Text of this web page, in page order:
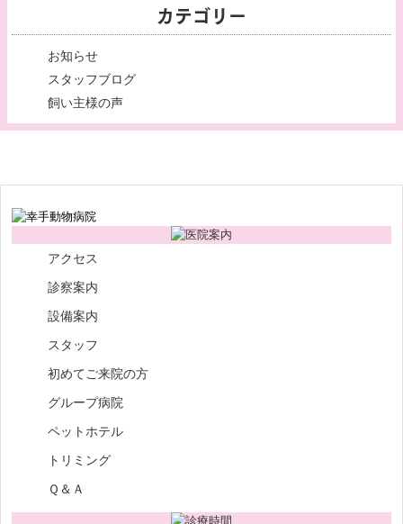
カテゴリー
お知らせ
スタッフブログ
飼い主様の声
アクセス
診察案内
設備案内
スタッフ
初めてご来院の方
グループ病院
ペットホテル
トリミング
Ｑ＆Ａ